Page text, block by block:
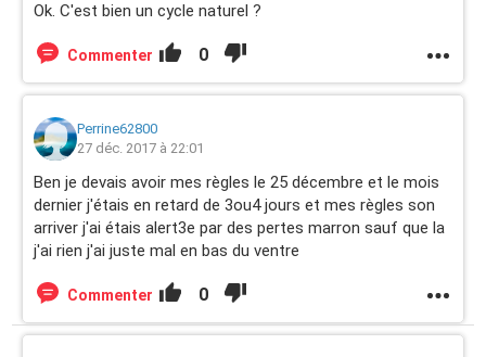
Ok. C'est bien un cycle naturel ?
Commenter 0
Perrine62800
27 déc. 2017 à 22:01
Ben je devais avoir mes règles le 25 décembre et le mois
dernier j'étais en retard de 3ou4 jours et mes règles son
arriver j'ai étais alert3e par des pertes marron sauf que la
j'ai rien j'ai juste mal en bas du ventre
Commenter 0